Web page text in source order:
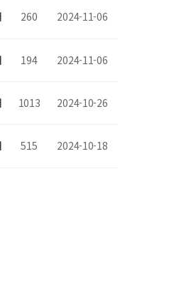
260 2024-11-06
194 2024-11-06
1013 2024-10-26
515 2024-10-18